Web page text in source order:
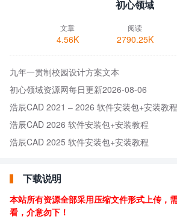
初心领域
文章
4.56K
阅读
2790.25K
九年一贯制校园设计方案文本
初心领域资源网每日更新2026-08-06
浩辰CAD 2021 – 2026 软件安装包+安装教程
浩辰CAD 2026 软件安装包+安装教程
浩辰CAD 2025 软件安装包+安装教程
下载说明
本站所有资源全部采用压缩文件形式上传，
看，介意勿下！